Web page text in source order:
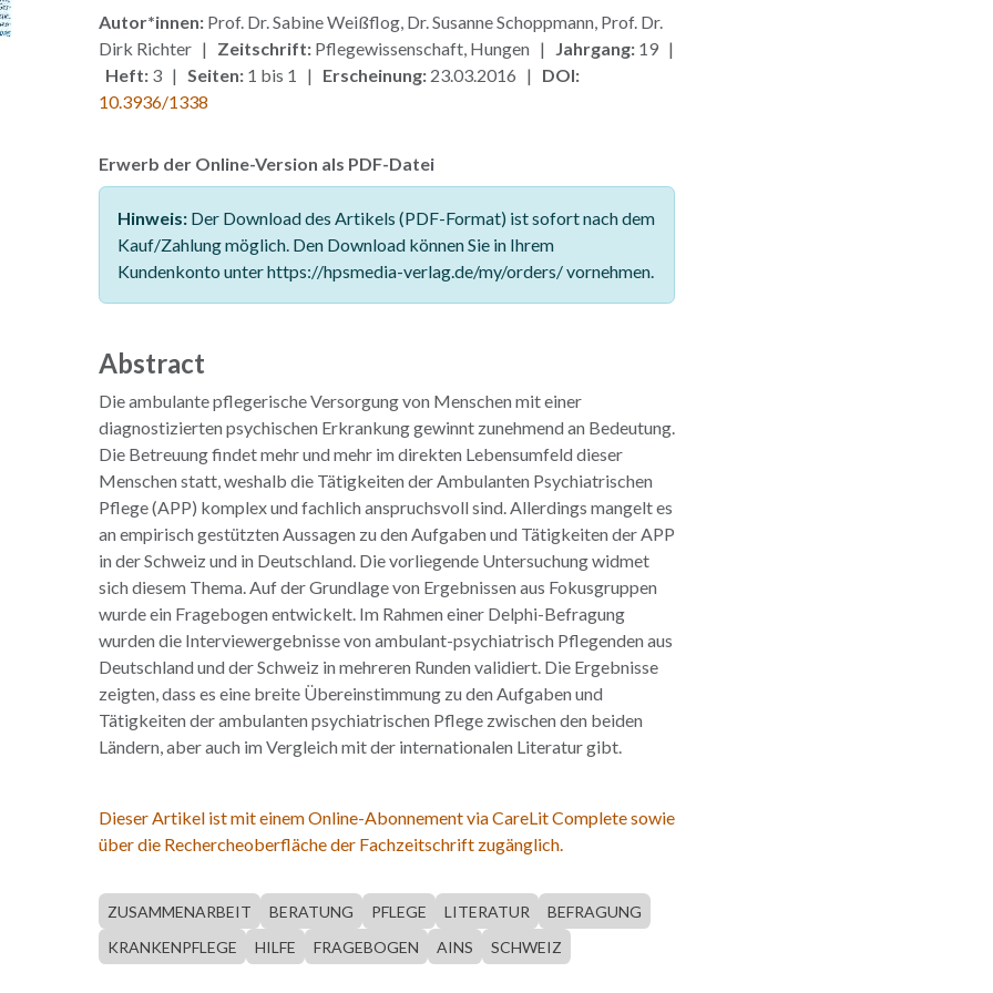
Autor*innen:Prof. Dr. Sabine Weißflog, Dr. Susanne Schoppmann, Prof. Dr.
Dirk Richter | Zeitschrift:Pflegewissenschaft, Hungen | Jahrgang:19 |
Heft:3 | Seiten:1 bis 1 | Erscheinung:23.03.2016 | DOI:
10.3936/1338
Erwerb der Online-Version als PDF-Datei
Hinweis:Der Download des Artikels (PDF-Format) ist sofort nach dem
Kauf/Zahlung möglich. Den Download können Sie in Ihrem
Kundenkonto unter https://hpsmedia-verlag.de/my/orders/ vornehmen.
Abstract
Die ambulante pflegerische Versorgung von Menschen mit einer
diagnostizierten psychischen Erkrankung gewinnt zunehmend an Bedeutung.
Die Betreuung findet mehr und mehr im direkten Lebensumfeld dieser
Menschen statt, weshalb die Tätigkeiten der Ambulanten Psychiatrischen
Pflege (APP) komplex und fachlich anspruchsvoll sind. Allerdings mangelt es
an empirisch gestützten Aussagen zu den Aufgaben und Tätigkeiten der APP
in der Schweiz und in Deutschland. Die vorliegende Untersuchung widmet
sich diesem Thema. Auf der Grundlage von Ergebnissen aus Fokusgruppen
wurde ein Fragebogen entwickelt. Im Rahmen einer Delphi-Befragung
wurden die Interviewergebnisse von ambulant-psychiatrisch Pflegenden aus
Deutschland und der Schweiz in mehreren Runden validiert. Die Ergebnisse
zeigten, dass es eine breite Übereinstimmung zu den Aufgaben und
Tätigkeiten der ambulanten psychiatrischen Pflege zwischen den beiden
Ländern, aber auch im Vergleich mit der internationalen Literatur gibt.
Dieser Artikel ist mit einem Online-Abonnement via CareLit Complete sowie
über die Rechercheoberfläche der Fachzeitschrift zugänglich.
ZUSAMMENARBEIT BERATUNG PFLEGE LITERATUR
BEFRAGUNG
KRANKENPFLEGE
HILFE FRAGEBOGEN AINS SCHWEIZ